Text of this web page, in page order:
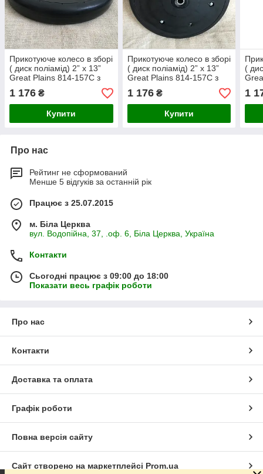
Прикотуюче колесо в зборі
( диск поліамід) 2” x 13”
Great Plains 814-157C з
підшипником 5203KYY2
1 176 ₴
Купити
Прикотуюче колесо в зборі
( диск поліамід) 2” x 13”
Great Plains 814-157C з
підшипником 5203KYY2
1 176₴
Купити
(
1
Про нас
Рейтинг не сформований
Менше 5 відгуків за останній рік
Працює з 25.07.2015
м. Біла Церква
вул. Водопійна, 37, .оф. 6, Біла Церква, Україна
Контакти
Сьогодні працює з 09:00 до 18:00
Показати весь графік роботи
Про нас
Контакти
Доставка та оплата
Графік роботи
Повна версія сайту
Сайт створено на маркетплейсі Prom.ua